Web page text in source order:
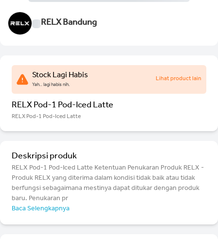
RELX Bandung
Stock Lagi Habis
Yah.. lagi habis nih.
Lihat product lain
RELX Pod-1 Pod-Iced Latte
RELX Pod-1 Pod-Iced Latte
Deskripsi produk
RELX Pod-1 Pod-Iced Latte Ketentuan Penukaran Produk RELX -
Produk RELX yang diterima dalam kondisi tidak baik atau tidak
berfungsi sebagaimana mestinya dapat ditukar dengan produk
baru. Penukaran pr
Baca Selengkapnya